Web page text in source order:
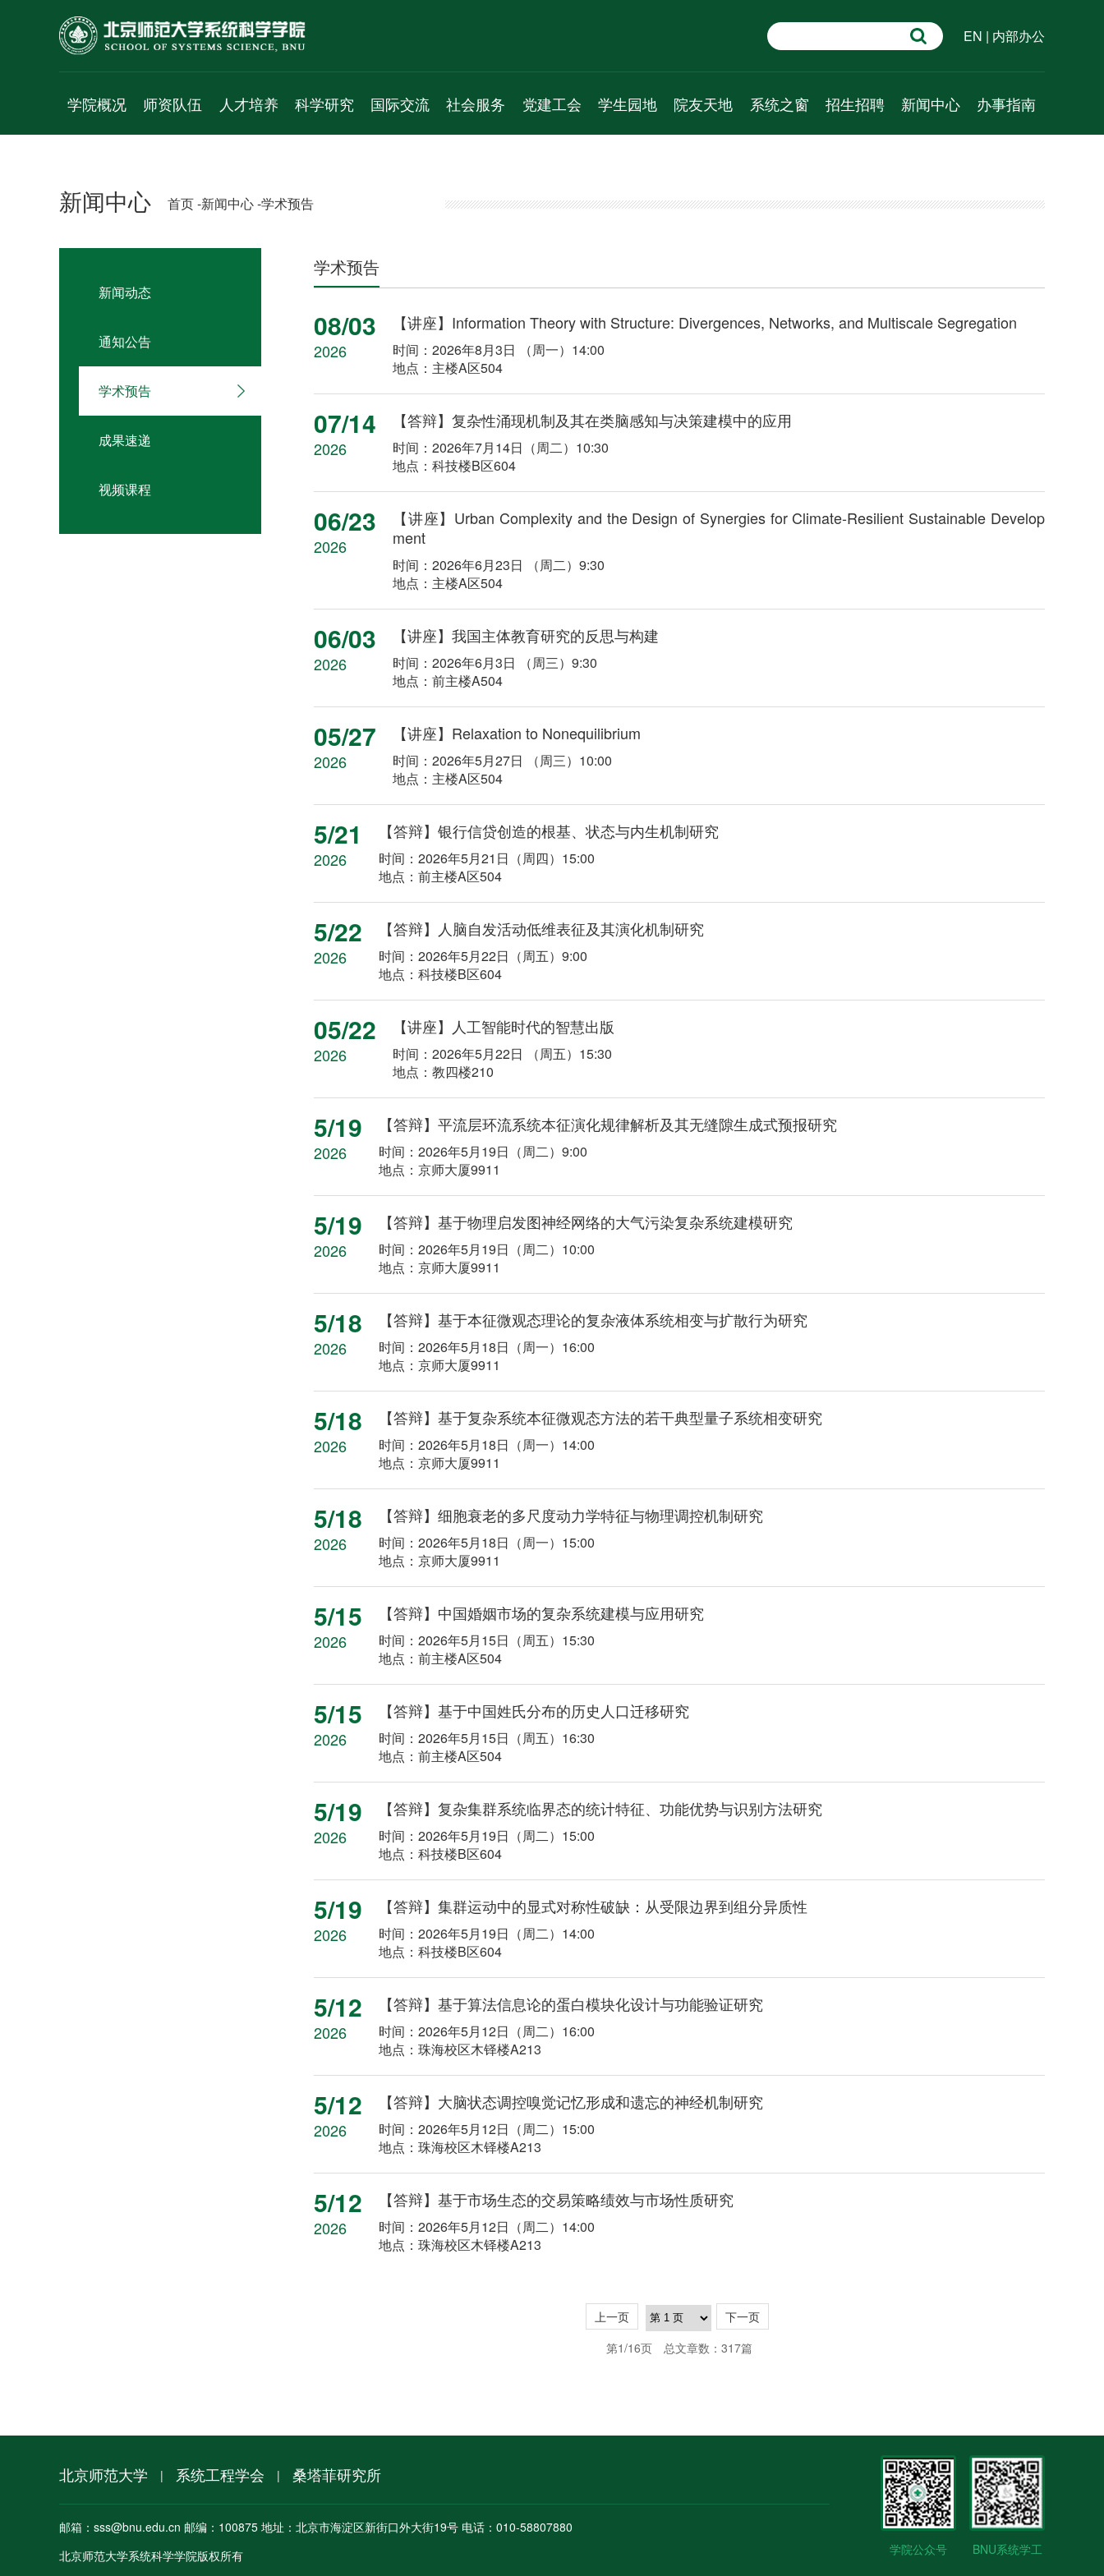
EN | 内部办公
学院概况
历史沿革
工作机构
发展规划
师资队伍
珠海校区
行政人员
退休人员
人才培养
专业研究生
科学研究
研究成果
学术交流
学术报告
成果速递
国际交流 社会服务
通知公告
党建工会
党员之家
学生园地
学生风采
院友天地
院友名录
系统之窗
系统科普
招生招聘 新闻中心
学术预告
办事指南
科研管理
财务管理
党建管理
新闻中心 首页 -新闻中心 -学术预告
新闻动态
通知公告
学术预告
成果速递
视频课程
学术预告
08/03
2026
【讲座】Information Theory with Structure: Divergences, Networks, and Multiscale Segregation
时间：2026年8月3日 （周一）14:00
地点：主楼A区504
07/14
2026
【答辩】复杂性涌现机制及其在类脑感知与决策建模中的应用
时间：2026年7月14日（周二）10:30
地点：科技楼B区604
06/23
2026
【讲座】Urban Complexity and the Design of Synergies for Climate‑Resilient Sustainable Develop
ment
时间：2026年6月23日 （周二）9:30
地点：主楼A区504
06/03
2026
【讲座】我国主体教育研究的反思与构建
时间：2026年6月3日 （周三）9:30
地点：前主楼A504
05/27
2026
【讲座】Relaxation to Nonequilibrium
时间：2026年5月27日 （周三）10:00
地点：主楼A区504
5/21
2026
【答辩】银行信贷创造的根基、状态与内生机制研究
时间：2026年5月21日（周四）15:00
地点：前主楼A区504
5/22
2026
【答辩】人脑自发活动低维表征及其演化机制研究
时间：2026年5月22日（周五）9:00
地点：科技楼B区604
05/22
2026
【讲座】人工智能时代的智慧出版
时间：2026年5月22日 （周五）15:30
地点：教四楼210
5/19
2026
【答辩】平流层环流系统本征演化规律解析及其无缝隙生成式预报研究
时间：2026年5月19日（周二）9:00
地点：京师大厦9911
5/19
2026
【答辩】基于物理启发图神经网络的大气污染复杂系统建模研究
时间：2026年5月19日（周二）10:00
地点：京师大厦9911
5/18
2026
【答辩】基于本征微观态理论的复杂液体系统相变与扩散行为研究
时间：2026年5月18日（周一）16:00
地点：京师大厦9911
5/18
2026
【答辩】基于复杂系统本征微观态方法的若干典型量子系统相变研究
时间：2026年5月18日（周一）14:00
地点：京师大厦9911
5/18
2026
【答辩】细胞衰老的多尺度动力学特征与物理调控机制研究
时间：2026年5月18日（周一）15:00
地点：京师大厦9911
5/15
2026
【答辩】中国婚姻市场的复杂系统建模与应用研究
时间：2026年5月15日（周五）15:30
地点：前主楼A区504
5/15
2026
【答辩】基于中国姓氏分布的历史人口迁移研究
时间：2026年5月15日（周五）16:30
地点：前主楼A区504
5/19
2026
【答辩】复杂集群系统临界态的统计特征、功能优势与识别方法研究
时间：2026年5月19日（周二）15:00
地点：科技楼B区604
5/19
2026
【答辩】集群运动中的显式对称性破缺：从受限边界到组分异质性
时间：2026年5月19日（周二）14:00
地点：科技楼B区604
5/12
2026
【答辩】基于算法信息论的蛋白模块化设计与功能验证研究
时间：2026年5月12日（周二）16:00
地点：珠海校区木铎楼A213
5/12
2026
【答辩】大脑状态调控嗅觉记忆形成和遗忘的神经机制研究
时间：2026年5月12日（周二）15:00
地点：珠海校区木铎楼A213
5/12
2026
【答辩】基于市场生态的交易策略绩效与市场性质研究
时间：2026年5月12日（周二）14:00
地点：珠海校区木铎楼A213
上一页
下一页
第1/16页
总文章数：317篇
北京师范大学 | 系统工程学会 | 桑塔菲研究所
邮箱：sss@bnu.edu.cn 邮编：100875 地址：北京市海淀区新街口外大街19号 电话：010-58807880
北京师范大学系统科学学院版权所有
学院公众号 BNU系统学工